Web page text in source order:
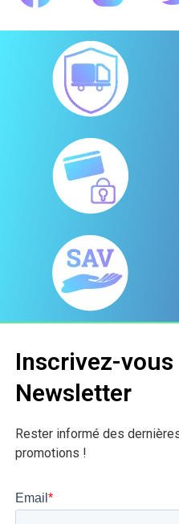
Inscrivez-vous
Newsletter
Rester informé des
promotions !